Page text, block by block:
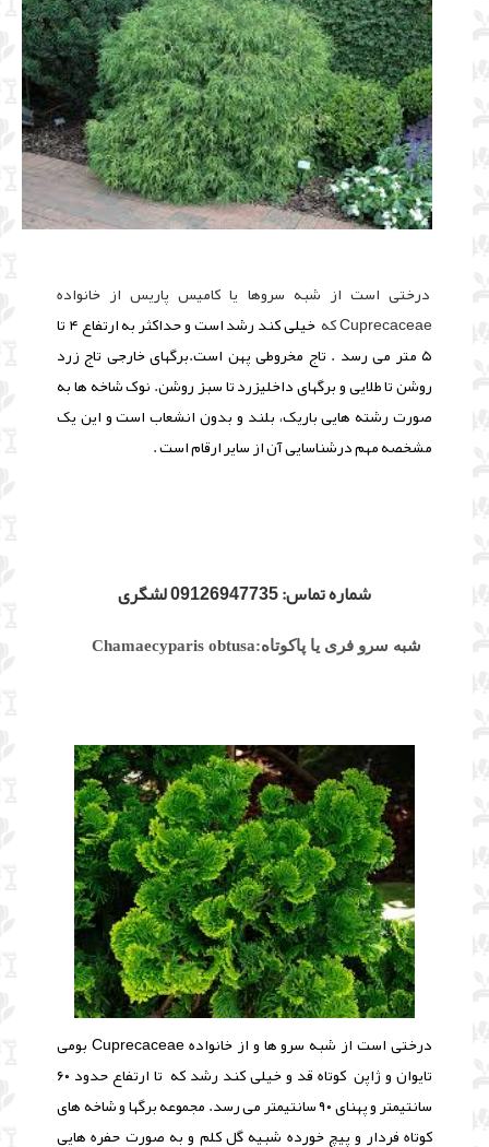
درختی است از شبه سروها یا کامیس پاریس از خانواده
Cuprecaceae که
خیلی کند رشد است و حداکثر به ارتفاع ۴ تا
۵ متر می رسد . تاج مخروطی پهن است.برگهای خارجی تاج زرد
روشن تا طلایی و برگهای داخلیزرد تا سبز روشن. نوک شاخه ها به
صورت رشته هایی باریک، بلند و بدون انشعاب است و این یک
مشخصه مهم درشناسایی آن از سایر ارقام است .
شماره تماس: 09126947735 لشگری
شبه سرو فری یا پاکوتاه:Chamaecyparis obtusa
درختی است از شبه سرو ها و از خانواده Cuprecaceae بومی
تایوان و ژاپن کوتاه قد و خیلی کند رشد که تا ارتفاع حدود ۶۰
سانتیمتر و پهنای ۹۰ سانتیمتر می رسد. مجموعه برگها و شاخه های
کوتاه فردار و پیچ خورده شبیه گل کلم و به صورت حفره هایی